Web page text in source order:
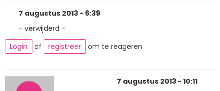
7 augustus 2013 - 6:39
- verwijderd -
Login
of registreer om te reageren
7 augustus 2013 - 10:11